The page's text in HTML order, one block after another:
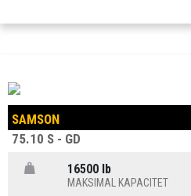
SAMSON
75.10 S - GD
16500 lb
MAKSIMAL KAPACITET